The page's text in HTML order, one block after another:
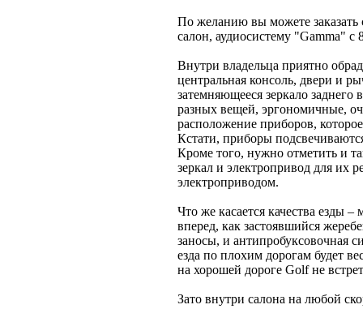
По желанию вы можете
салон, аудиосистему "Gamma"
Внутри владельца приятно
центральная консоль, двери и
затемняющееся зеркало
разных вещей, эргономичные,
расположение приборов,
Кстати, приборы
Кроме того, нужно отметить и
зеркал и электропривод для их
электроприводом.
Что же касается качества езды –
вперед, как застоявшийся
заносы, и антипробуксовочная
езда по плохим дорогам будет
на хорошей дороге Golf не
Зато внутри салона на любой